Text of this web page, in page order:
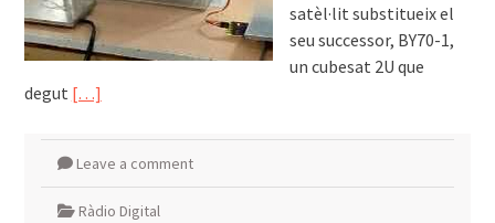
satèl·lit substitueix el
seu successor, BY70-1,
un cubesat 2U que
degut […]
Leave a comment
Ràdio Digital